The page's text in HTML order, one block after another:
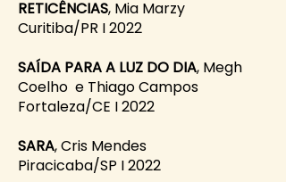
RETICÊNCIAS, Mia Marzy
Curitiba/PR I 2022
SAÍDA PARA A LUZ DO DIA, Megh
Coelho e Thiago Campos
Fortaleza/CE I 2022
SARA, Cris Mendes
Piracicaba/SP I 2022